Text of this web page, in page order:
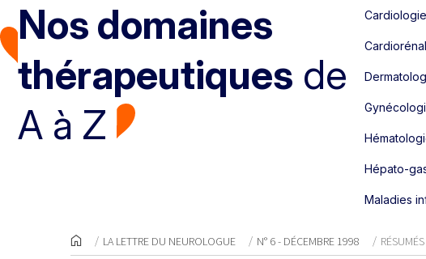
Nos domaines
thérapeutiques de
A à Z
Cardiologie
Hépato-
Maladies
LA LETTRE DU NEUROLOGUE N° 6 - DÉCEMBRE 1998